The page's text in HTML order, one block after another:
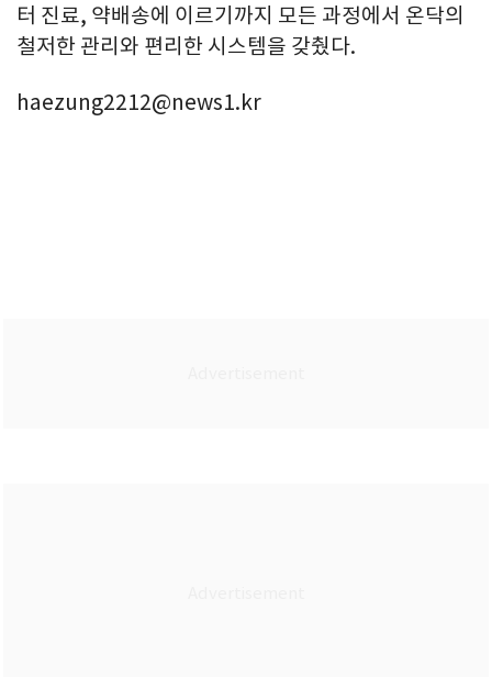
터 진료, 약배송에 이르기까지 모든 과정에서 온닥의
철저한 관리와 편리한 시스템을 갖췄다.
haezung2212@news1.kr